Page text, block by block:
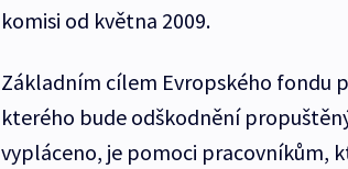
komisi od května 2009.
Základním cílem Evropského fondu
kterého bude odškodnění
vypláceno, je pomoci pracovníkům,